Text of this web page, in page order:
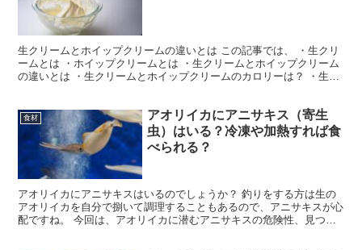
生クリームとホイップクリームの違いとは この記事では、 ・生クリ
ームとは ・ホイップクリームとは ・生クリームとホイップクリーム
の違いとは ・生クリームとホイップクリームのカロリーは？ ・生ク
食材
アオリイカにアニサキス（寄生
虫）はいる？冷凍や加熱すれば食
べられる？
アオリイカにアニサキスはいるのでしょうか？ 釣りをする方は生の
アオリイカを自分で捌いて調理することもあるので、アニサキスが心
配ですね。 今回は、アオリイカに潜むアニサキスの危険性、見つけ